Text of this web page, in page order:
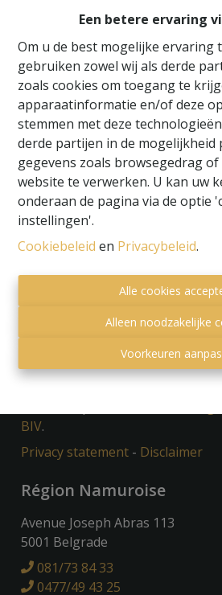
Een betere ervaring
Om u de best mogelijke ervaring
gebruiken zowel wij als derde
zoals cookies om toegang te
apparaatinformatie en/of deze
stemmen met deze
derde partijen in de mogelijkheid
gegevens zoals browsegedrag
website te verwerken. U kan uw
onderaan de pagina via de optie
instellingen'.
Cookiebeleid en Privacybeleid.
Alle cookies
Alleen noodzakelijke
Voorkeuren
Landbouwgrond
bois des censes , 1495 Villers-
€ 250.000
54900 m²
Toezichthoudende autoriteit:
Beroepsinstituut van
BIV.
Privacy statement - Disclaimer
Région Namuroise
Avenue Joseph Abras 113
5001 Belgrade
081/73 84 33
0477/49 43 25